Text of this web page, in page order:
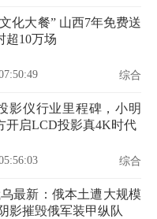
化大餐” 山西7年免费送
超10万场
综合
影仪行业里程碑，小明
开启LCD投影真4K时代
综合
最新：俄本土遭大规模
影摧毁俄军装甲纵队